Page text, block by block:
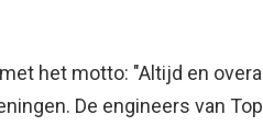
het motto: "Altijd en overal
De engineers van Top